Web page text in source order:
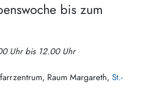
bis zum
Uhr bis 12.00 Uhr
Raum Margareth, St.-